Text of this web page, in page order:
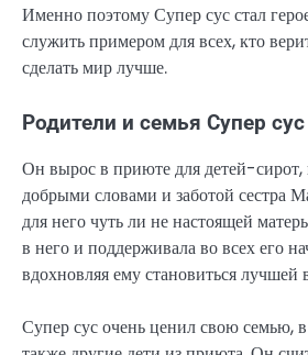
Именно поэтому Супер сус стал
служить примером для всех, кто
сделать мир лучше.
Родители и семья Супер сус
Он вырос в приюте для детей-сирот,
добрыми словами и заботой сестра
для него чуть ли не настоящей
в него и поддерживала во всех его
вдохновляя ему становиться лучшей
Супер сус очень ценил свою семью,